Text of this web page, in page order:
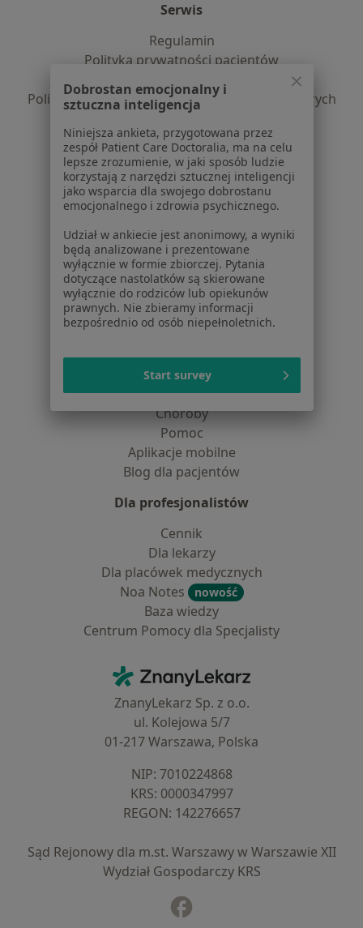
Serwis
Regulamin
Polityka prywatności pacjentów
Polityka prywatności profesjonalistów
Polityka prywatności dla profesjonalistów, których
dane pozyskaliśmy samodzielnie
Polityka cookies
Jak działają wyniki wyszukiwania
Dostępność
O nas
Praca
Rekrutujemy!
Partnerzy
Centrum prasowe
Kontakt
Dla pacjentów
Lekarze
Placówki medyczne
Pytania i odpowiedzi
Usługi i zabiegi
Choroby
Pomoc
Aplikacje mobilne
Blog dla pacjentów
Dla profesjonalistów
Cennik
Dla lekarzy
Dla placówek medycznych
Noa Notes
nowość
Baza wiedzy
Centrum Pomocy dla Specjalisty
ZnanyLekarz - Strona główna
ZnanyLekarz Sp. z o.o.
ul. Kolejowa 5/7
01-217 Warszawa, Polska
NIP: ⁠7010224868
KRS: ⁠0000347997
REGON: ⁠142276657
Sąd Rejonowy dla m.st. Warszawy w Warszawie XII
Wydział Gospodarczy KRS
Dobrostan emocjonalny i
sztuczna inteligencja
Niniejsza ankieta, przygotowana przez
zespół Patient Care Doctoralia, ma na celu
lepsze zrozumienie, w jaki sposób ludzie
korzystają z narzędzi sztucznej inteligencji
jako wsparcia dla swojego dobrostanu
emocjonalnego i zdrowia psychicznego.
Udział w ankiecie jest anonimowy, a wyniki
będą analizowane i prezentowane
wyłącznie w formie zbiorczej. Pytania
dotyczące nastolatków są skierowane
wyłącznie do rodziców lub opiekunów
prawnych. Nie zbieramy informacji
bezpośrednio od osób niepełnoletnich.
Start survey